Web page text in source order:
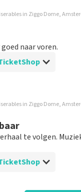
en
podium
en ook helpt u
onze diensten. Wij
voor uw reactie en
in Ziggo Dome,
naar voren.
in Ziggo Dome,
te volgen.